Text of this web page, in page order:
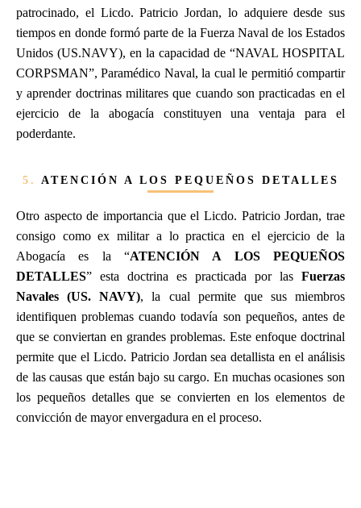
patrocinado, el Licdo. Patricio Jordan, lo adquiere desde sus
tiempos en donde formó parte de la Fuerza Naval de los Estados
Unidos (US.NAVY), en la capacidad de “NAVAL HOSPITAL
CORPSMAN”, Paramédico Naval, la cual le permitió compartir
y aprender doctrinas militares que cuando son practicadas en el
ejercicio de la abogacía constituyen una ventaja para el
poderdante.
5. ATENCIÓN A LOS PEQUEÑOS DETALLES
Otro aspecto de importancia que el Licdo. Patricio Jordan, trae
consigo como ex militar a lo practica en el ejercicio de la
Abogacía es la “ATENCIÓN A LOS PEQUEÑOS
DETALLES” esta doctrina es practicada por las Fuerzas
Navales (US. NAVY), la cual permite que sus miembros
identifiquen problemas cuando todavía son pequeños, antes de
que se conviertan en grandes problemas. Este enfoque doctrinal
permite que el Licdo. Patricio Jordan sea detallista en el análisis
de las causas que están bajo su cargo. En muchas ocasiones son
los pequeños detalles que se convierten en los elementos de
convicción de mayor envergadura en el proceso.